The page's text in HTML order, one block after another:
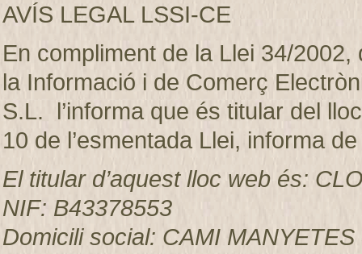
AVÍS LEGAL LSSI-CE
En compliment de la Llei 34/2002,
la Informació i de Comerç
S.L. l’informa que és titular del
10 de l’esmentada Llei, informa
El titular d’aquest lloc web és:
NIF: B43378553
Domicili social: CAMI